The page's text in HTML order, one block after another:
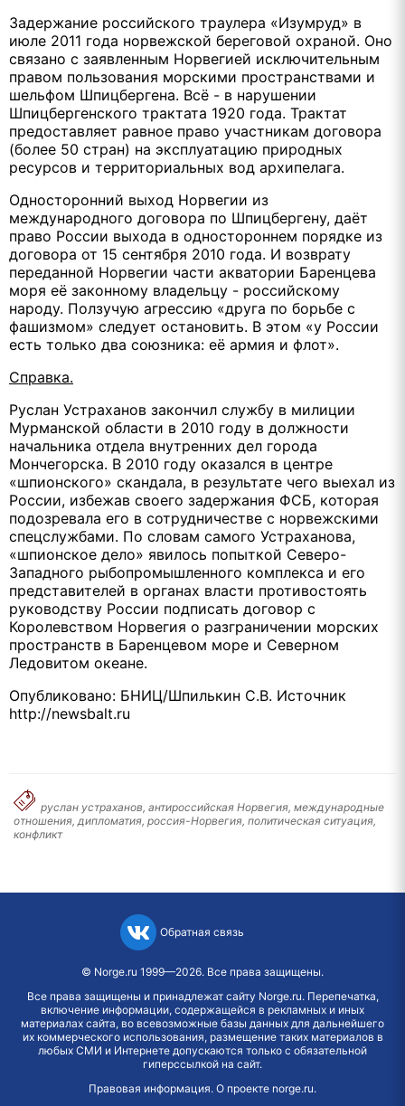
Задержание российского траулера «Изумруд» в
июле 2011 года норвежской береговой охраной. Оно
связано с заявленным Норвегией исключительным
правом пользования морскими пространствами и
шельфом Шпицбергена. Всё - в нарушении
Шпицбергенского трактата 1920 года. Трактат
предоставляет равное право участникам договора
(более 50 стран) на эксплуатацию природных
ресурсов и территориальных вод архипелага.
Односторонний выход Норвегии из
международного договора по Шпицбергену, даёт
право России выхода в одностороннем порядке из
договора от 15 сентября 2010 года. И возврату
переданной Норвегии части акватории Баренцева
моря её законному владельцу - российскому
народу. Ползучую агрессию «друга по борьбе с
фашизмом» следует остановить. В этом «у России
есть только два союзника: её армия и флот».
Справка.
Руслан Устраханов закончил службу в милиции
Мурманской области в 2010 году в должности
начальника отдела внутренних дел города
Мончегорска. В 2010 году оказался в центре
«шпионского» скандала, в результате чего выехал из
России, избежав своего задержания ФСБ, которая
подозревала его в сотрудничестве с норвежскими
спецслужбами. По словам самого Устраханова,
«шпионское дело» явилось попыткой Северо-
Западного рыбопромышленного комплекса и его
представителей в органах власти противостоять
руководству России подписать договор с
Королевством Норвегия о разграничении морских
пространств в Баренцевом море и Северном
Ледовитом океане.
Опубликовано: БНИЦ/Шпилькин С.В. Источник
http://newsbalt.ru
руслан устраханов, антироссийская Норвегия, международные
отношения, дипломатия, россия-Норвегия, политическая ситуация,
конфликт
Обратная связь
© Norge.ru 1999—2026. Все права защищены.
Все права защищены и принадлежат сайту Norge.ru. Перепечатка,
включение информации, содержащейся в рекламных и иных
материалах сайта, во всевозможные базы данных для дальнейшего
их коммерческого использования, размещение таких материалов в
любых СМИ и Интернете допускаются только с обязательной
гиперссылкой на сайт.
Правовая информация. О проекте norge.ru.